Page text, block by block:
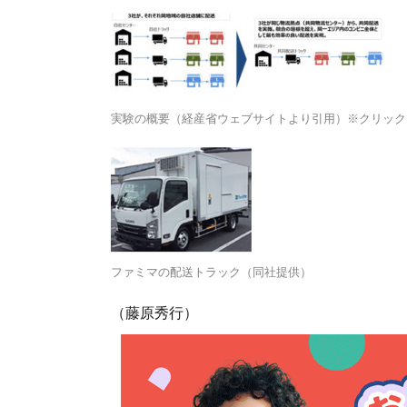
実験の概要（経産省ウェブサイトより引用）※クリッ
ファミマの配送トラック（同社提供）
（藤原秀行）